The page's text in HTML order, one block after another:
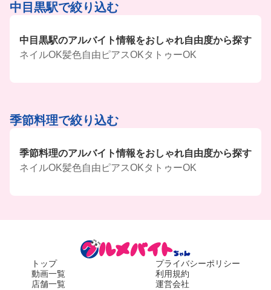
中目黒駅で絞り込む
中目黒駅のアルバイト情報をおしゃれ自由度から探す
ネイルOK髪色自由 ピアスOKタトゥーOK
季節料理で絞り込む
季節料理のアルバイト情報をおしゃれ自由度から探す
ネイルOK髪色自由 ピアスOKタトゥーOK
トップ
動画一覧
店舗一覧
プライバシーポリシー
利用規約
運営会社